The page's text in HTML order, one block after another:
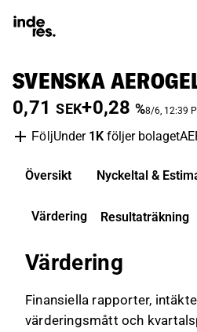
SVENSKA
0,71 SEK+0,28 %8/6, 12:39
FöljUnder 1K följer bolaget
Översikt Nyckeltal &
Värdering Resultaträkning
Värdering
Finansiella rapporter,
värderingsmått och